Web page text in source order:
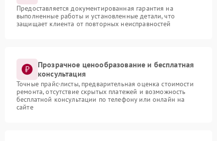
Предоставляется документированная гарантия на
выполненные работы и установленные детали, что
защищает клиента от повторных неисправностей
Прозрачное ценообразование и бесплатная
консультация
Точные прайс-листы, предварительная оценка стоимости
ремонта, отсутствие скрытых платежей и возможность
бесплатной консультации по телефону или онлайн на
сайте